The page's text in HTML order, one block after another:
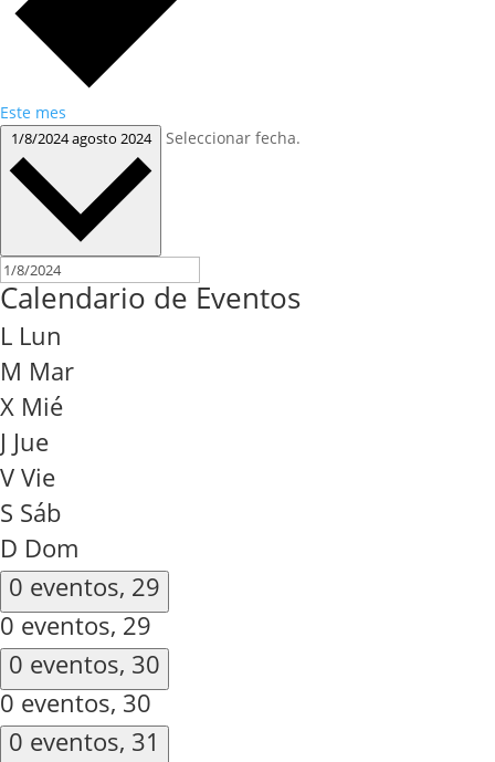
Este mes
1/8/2024agosto 2024 Seleccionar fecha.
Calendario de Eventos
L Lun
M Mar
X Mié
J Jue
V Vie
S Sáb
D Dom
0 eventos, 29
0 eventos, 29
0 eventos, 30
0 eventos, 30
0 eventos, 31